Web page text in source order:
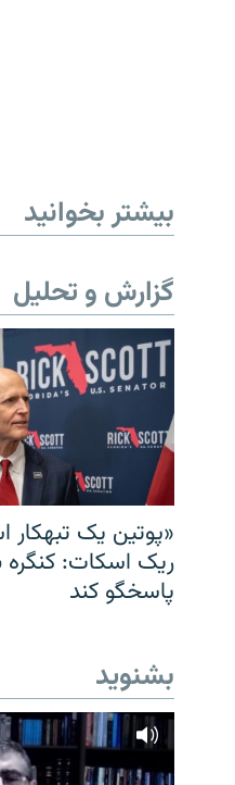
بیشتر بخوانید
گزارش و تحلیل
«پوتین یک تبهکار
ریک اسکات: کنگره
پاسخگو کند
بشنوید